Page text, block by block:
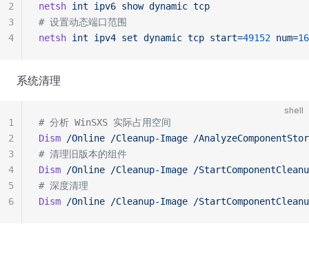
netsh int ipv6 show dynamic tcp
# 设置动态端口范围
netsh int ipv4 set dynamic tcp start=49152 num=
2
3
4
系统清理
shell
# 分析 WinSXS 实际占用空间
Dism /Online /Cleanup-Image /
# 清理旧版本的组件
Dism /Online /Cleanup-Image /
# 深度清理
Dism /Online /Cleanup-Image /
1
2
3
4
5
6